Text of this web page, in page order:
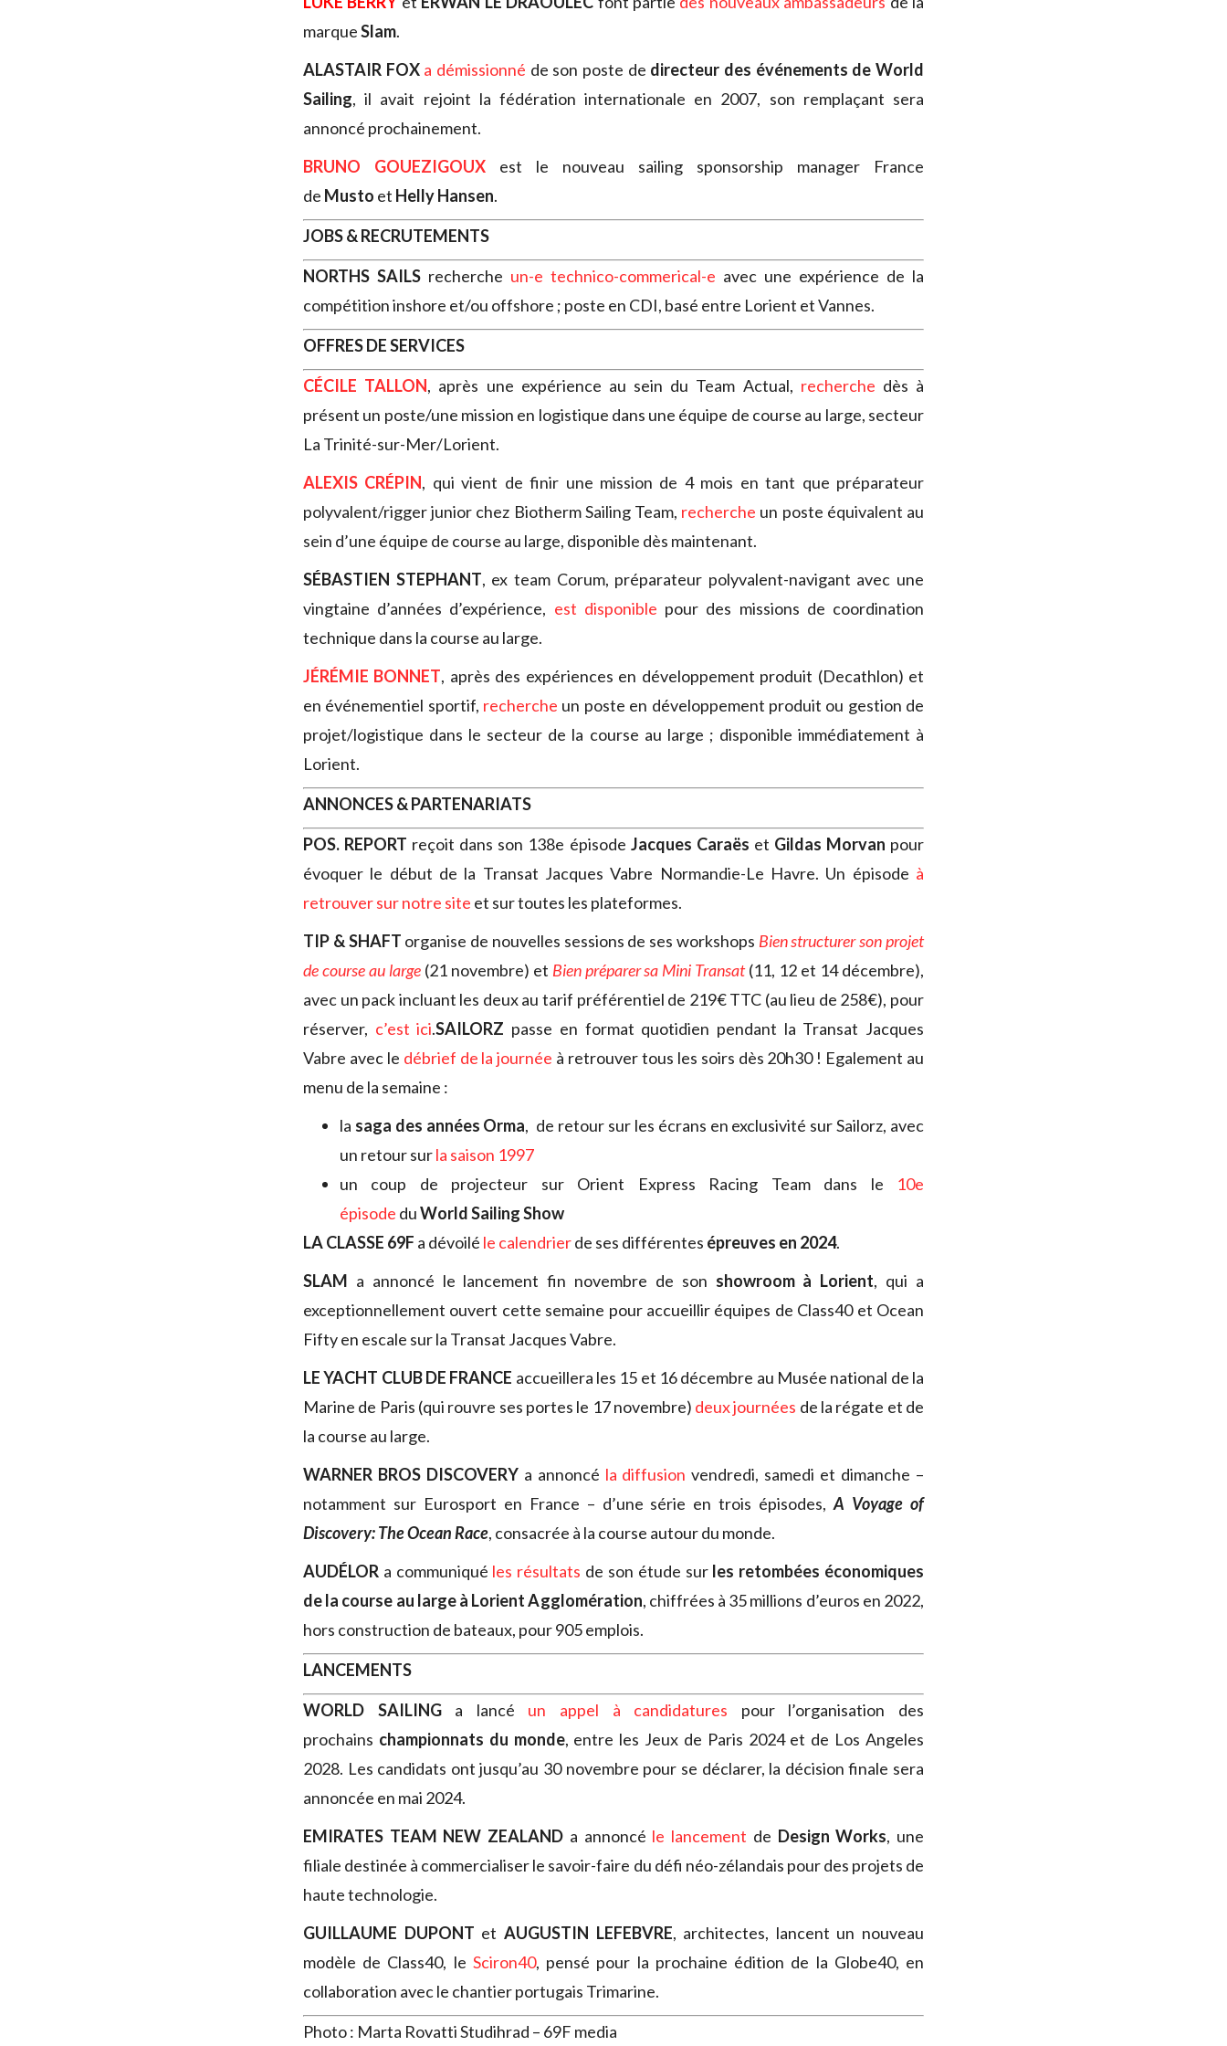
marqueSlam.
ALASTAIR FOX a démissionné de son poste de directeur des événements de World
Sailing, il avait rejoint la fédération internationale en 2007, son remplaçant sera
annoncé prochainement.
BRUNO GOUEZIGOUX est le nouveau sailing sponsorship manager France
de Musto et Helly Hansen.
JOBS & RECRUTEMENTS
NORTHS SAILS recherche un-e technico-commerical-e avec une expérience de la
compétition inshore et/ou offshore ; poste en CDI, basé entre Lorient et Vannes.
OFFRES DE SERVICES
CÉCILE TALLON, après une expérience au sein du Team Actual, recherche dès à
présent un poste/une mission en logistique dans une équipe de course au large, secteur
La Trinité-sur-Mer/Lorient.
ALEXIS CRÉPIN, qui vient de finir une mission de 4 mois en tant que préparateur
polyvalent/rigger junior chez Biotherm Sailing Team, recherche un poste équivalent au
sein d’une équipe de course au large, disponible dès maintenant.
SÉBASTIEN STEPHANT, ex team Corum, préparateur polyvalent-navigant avec une
vingtaine d’années d’expérience, est disponible pour des missions de coordination
technique dans la course au large.
JÉRÉMIE BONNET, après des expériences en développement produit (Decathlon) et
en événementiel sportif, recherche un poste en développement produit ou gestion de
projet/logistique dans le secteur de la course au large ; disponible immédiatement à
Lorient.
ANNONCES & PARTENARIATS
POS. REPORT reçoit dans son 138e épisode Jacques Caraës et Gildas Morvan pour
évoquer le début de la Transat Jacques Vabre Normandie-Le Havre. Un épisode à
retrouver sur notre site et sur toutes les plateformes.
TIP & SHAFT organise de nouvelles sessions de ses workshops Bien structurer son projet
de course au large(21 novembre) et Bien préparer sa Mini Transat(11, 12 et 14 décembre),
avec un pack incluant les deux au tarif préférentiel de 219€ TTC (au lieu de 258€), pour
réserver, c’est ici.SAILORZ passe en format quotidien pendant la Transat Jacques
Vabre avec le débrief de la journée à retrouver tous les soirs dès 20h30 ! Egalement au
menu de la semaine :
la saga des années Orma, de retour sur les écrans en exclusivité sur Sailorz, avec
un retour surla saison 1997
un coup de projecteur sur Orient Express Racing Team dans le 10e
épisode duWorld Sailing Show
LA CLASSE 69F a dévoilé le calendrierde ses différentes épreuves en 2024.
SLAM a annoncé le lancement fin novembre de son showroom à Lorient, qui a
exceptionnellement ouvert cette semaine pour accueillir équipes de Class40 et Ocean
Fifty en escale sur la Transat Jacques Vabre.
LE YACHT CLUB DE FRANCE accueillera les 15 et 16 décembre au Musée national de la
Marine de Paris (qui rouvre ses portes le 17 novembre) deux journées de la régate et de
la course au large.
WARNER BROS DISCOVERYa annoncé la diffusion vendredi, samedi et dimanche –
notamment sur Eurosport en France – d’une série en trois épisodes,A Voyage of
Discovery: The Ocean Race, consacrée à la course autour du monde.
AUDÉLOR a communiqué les résultats de son étude sur les retombées économiques
de la course au large à Lorient Agglomération, chiffrées à 35 millions d’euros en 2022,
hors construction de bateaux, pour 905 emplois.
LANCEMENTS
WORLD SAILING a lancé un appel à candidatures pour l’organisation des
prochains championnats du monde, entre les Jeux de Paris 2024 et de Los Angeles
2028. Les candidats ont jusqu’au 30 novembre pour se déclarer, la décision finale sera
annoncée en mai 2024.
EMIRATES TEAM NEW ZEALAND a annoncé le lancement de Design Works, une
filiale destinée à commercialiser le savoir-faire du défi néo-zélandais pour des projets de
haute technologie.
GUILLAUME DUPONT et AUGUSTIN LEFEBVRE, architectes, lancent un nouveau
modèle de Class40, le Sciron40, pensé pour la prochaine édition de la Globe40, en
collaboration avec le chantier portugais Trimarine.
Photo : Marta Rovatti Studihrad – 69F media